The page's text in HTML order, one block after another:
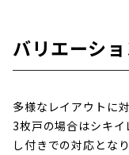
バリエーシ
多様なレイアウトに
3枚戸の場合はシキ
し付きでの対応とな